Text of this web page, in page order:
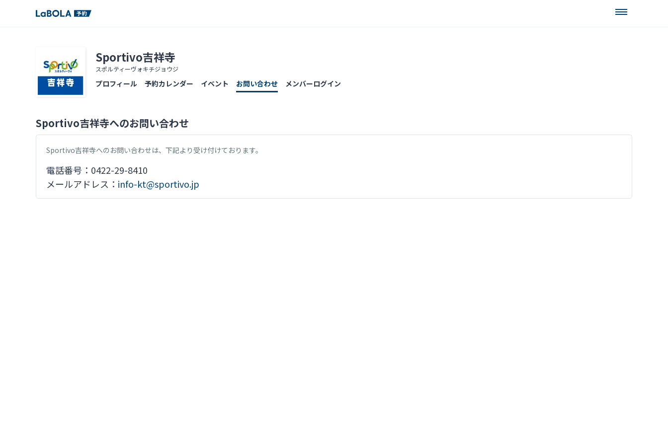
Sportivo吉祥寺
スポルティーヴォキチジョウジ
プロフィール 予約カレンダー イベント お問い合わせ メンバーログイン
Sportivo吉祥寺へのお問い合わせ
Sportivo吉祥寺へのお問い合わせは、下記より受け付けております。
電話番号：0422-29-8410
メールアドレス： info-kt@sportivo.jp